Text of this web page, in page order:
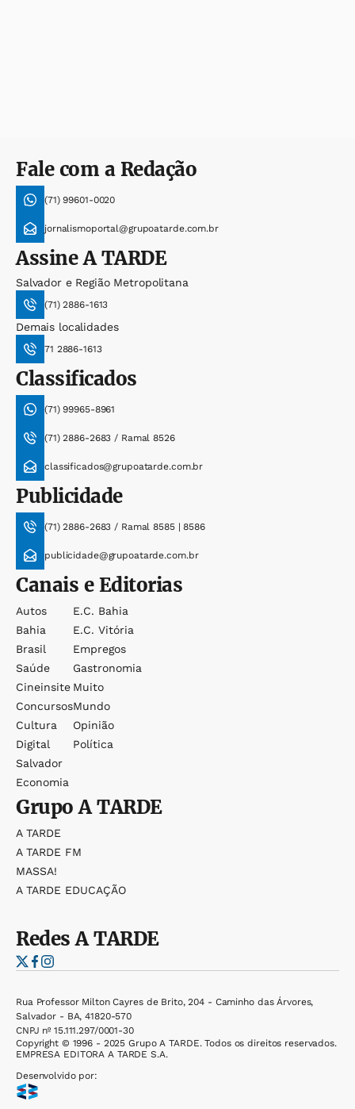
Fale com a Redação
(71) 99601-0020
jornalismoportal@grupoatarde.com.br
AssineA TARDE
Salvador e Região Metropolitana
(71) 2886-1613
Demais localidades
71 2886-1613
Classificados
(71) 99965-8961
(71) 2886-2683 / Ramal 8526
classificados@grupoatarde.com.br
Publicidade
(71) 2886-2683 / Ramal 8585 | 8586
publicidade@grupoatarde.com.br
Canais e Editorias
Autos
Bahia
Brasil
Saúde
Cineinsite
Concursos
Cultura
Digital
Salvador
Economia
E.c. Bahia
E.c. Vitória
Empregos
Gastronomia
Muito
Mundo
Opinião
Política
GrupoA TARDE
A TARDE
A TARDE FM
MASSA!
A TARDE EDUCAÇÃO
RedesA TARDE
Rua Professor Milton Cayres de Brito, 204 - Caminho das Árvores,
Salvador - BA, 41820-570
CNPJ nº 15.111.297/0001-30
Copyright © 1996 - 2025 Grupo A TARDE. Todos os direitos reservados.
EMPRESA EDITORA A TARDE S.A.
Desenvolvido por: